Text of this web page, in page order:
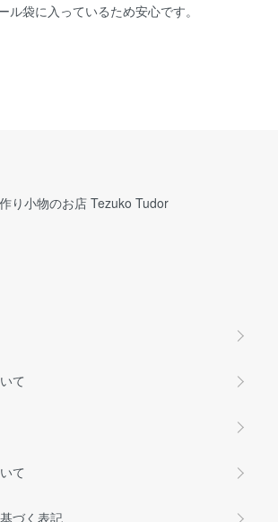
ル袋に入っているため安心です。
り小物のお店 Tezuko Tudor
て
て
づく表記